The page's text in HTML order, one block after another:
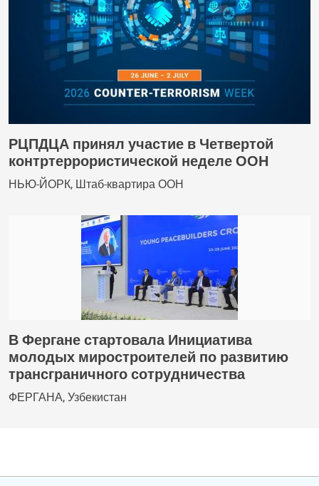
РЦПДЦА принял участие в Четвертой
контртеррористической неделе ООН
НЬЮ-ЙОРК, Штаб-квартира ООН
В Фергане стартовала Инициатива
молодых миростроителей по развитию
трансграничного сотрудничества
ФЕРГАНА, Узбекистан